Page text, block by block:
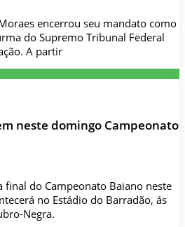
encerrou seu mandato como
do Supremo Tribunal Federal
A partir
neste domingo Campeonato
final do Campeonato Baiano neste
no Estádio do Barradão, ás
Negra.